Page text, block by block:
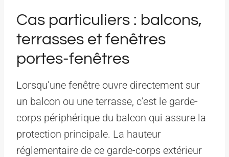
Cas particuliers : balcons,
terrasses et fenêtres
portes-fenêtres
Lorsqu’une fenêtre ouvre directement sur
un balcon ou une terrasse, c’est le garde-
corps périphérique du balcon qui assure la
protection principale. La hauteur
réglementaire de ce garde-corps extérieur